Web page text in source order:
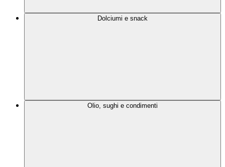
Dolciumi e snack
Olio, sughi e condimenti